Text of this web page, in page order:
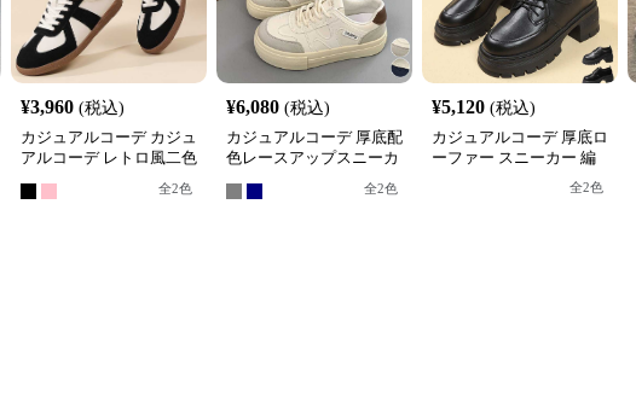
¥3,960 (税込)
カジュアルコーデ カジュ
アルコーデ レトロ風二色
使いレザー調スニーカー
全2色
¥6,080 (税込)
カジュアルコーデ 厚底配
色レースアップスニーカ
全2色
¥5,120 (税込)
カジュアルコーデ 厚底ロ
ーファー スニーカー 編
全2色